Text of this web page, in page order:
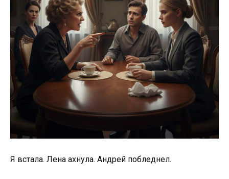
Я встала. Лена ахнула. Андрей побледнел.